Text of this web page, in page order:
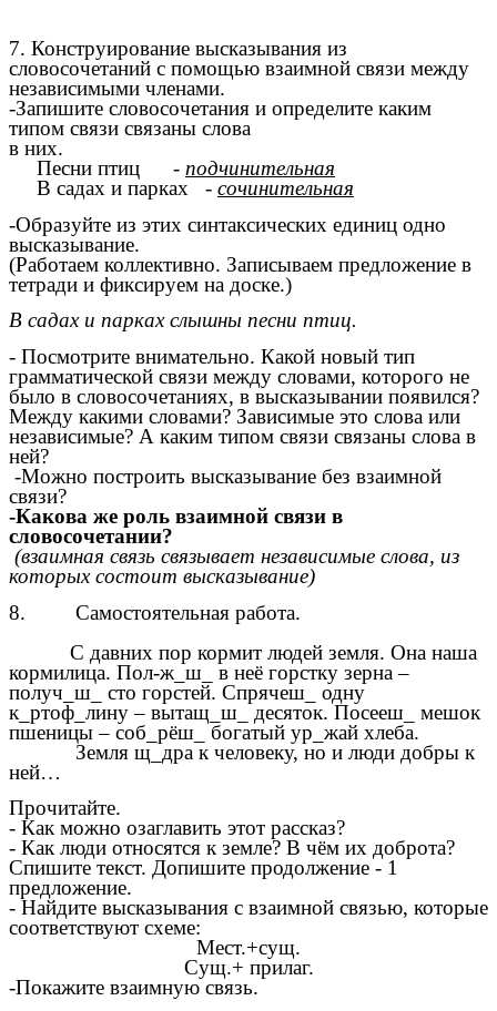
7. Конструирование высказывания из
словосочетаний с помощью взаимной связи между
независимыми членами.
-Запишите словосочетания и определите каким
типом связи связаны слова
в них.
Песни птиц - подчинительная
В садах и парках - сочинительная
-Образуйте из этих синтаксических единиц одно
высказывание.
(Работаем коллективно. Записываем предложение в
тетради и фиксируем на доске.)
В садах и парках слышны песни птиц.
- Посмотрите внимательно. Какой новый тип
грамматической связи между словами, которого не
было в словосочетаниях, в высказывании появился?
Между какими словами? Зависимые это слова или
независимые? А каким типом связи связаны слова в
ней?
-Можно построить высказывание без взаимной
связи?
-Какова же роль взаимной связи в
словосочетании?
(взаимная связь связывает независимые слова, из
которых состоит высказывание)
8. Самостоятельная работа.
С давних пор кормит людей земля. Она наша
кормилица. Пол-ж_ш_ в неё горстку зерна –
получ_ш_ сто горстей. Спрячеш_ одну
к_ртоф_лину – вытащ_ш_ десяток. Посееш_ мешок
пшеницы – соб_рёш_ богатый ур_жай хлеба.
Земля щ_дра к человеку, но и люди добры к
ней…
Прочитайте.
- Как можно озаглавить этот рассказ?
- Как люди относятся к земле? В чём их доброта?
Спишите текст. Допишите продолжение - 1
предложение.
- Найдите высказывания с взаимной связью, которые
соответствуют схеме:
Мест.+сущ.
Сущ.+ прилаг.
-Покажите взаимную связь.